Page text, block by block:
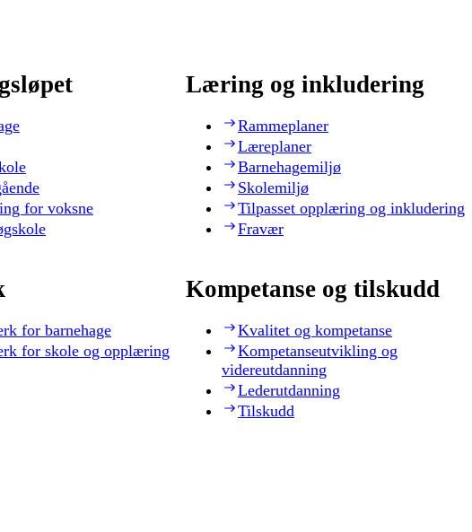
for voksne
Læring og inkludering
Rammeplaner
Læreplaner
Barnehagemiljø
Skolemiljø
Tilpasset opplæring og inkludering
Fravær
for barnehage
for skole og opplæring
Kompetanse og tilskudd
Kvalitet og kompetanse
Kompetanseutvikling og
videreutdanning
Lederutdanning
Tilskudd